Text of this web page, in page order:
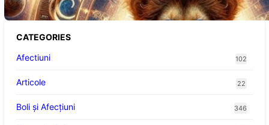
CATEGORIES
Afectiuni
102
Articole 22
Boli și Afecțiuni 346